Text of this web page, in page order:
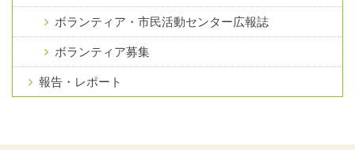
ボランティア・市民活動センター広報誌
ボランティア募集
報告・レポート